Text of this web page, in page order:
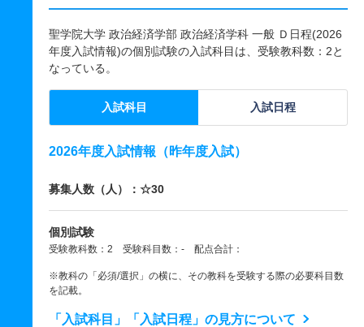
聖学院大学 政治経済学部 政治経済学科 一般 Ｄ日程(2026
年度入試情報)の個別試験の入試科目は、受験教科数：2と
なっている。
入試科目 入試日程
2026年度入試情報（昨年度入試）
募集人数（人）：☆30
個別試験
受験教科数：2 受験科目数：- 配点合計：
※教科の「必須/選択」の横に、その教科を受験する際の必要科目数
を記載。
「入試科目」「入試日程」の見方について